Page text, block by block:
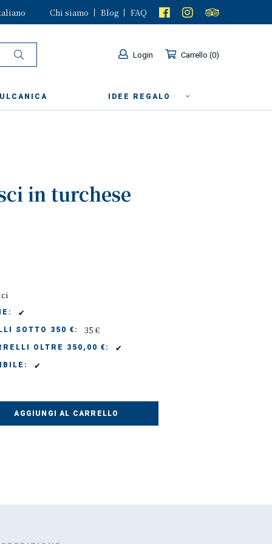
Chi siamo Blog FAQ
Login Carrello 0
IDEE REGALO
in turchese
✔
SOTTO 350 €: 35 €
OLTRE 350,00 €: ✔
✔
AGGIUNGI AL CARRELLO